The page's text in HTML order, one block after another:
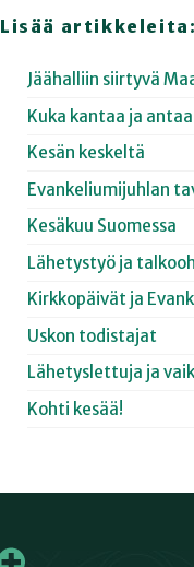
Lisää artikkeleita:
Jäähalliin siirtyvä
Kuka kantaa ja
Kesän keskeltä
Evankeliumijuhlan
Kesäkuu Suomessa
Lähetystyö ja
Kirkkopäivät ja
Uskon todistajat
Lähetyslettuja ja
Kohti kesää!